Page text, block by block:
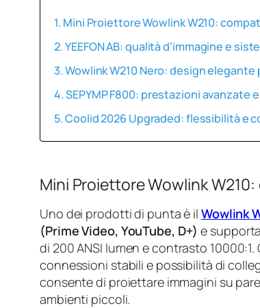
Mini Proiettore Wowlink W210:
YEEFON AB: qualità d’immagine e
Wowlink W210 Nero: design
SEPYMP F800: prestazioni avanzate
Coolid 2026 Upgraded: flessibilità e
Mini Proiettore Wowlink
Uno dei prodotti di punta è il Wowlink
(Prime Video, YouTube, D+) e
di 200 ANSI lumen e contrasto
connessioni stabili e possibilità di
consente di proiettare immagini su
ambienti piccoli.